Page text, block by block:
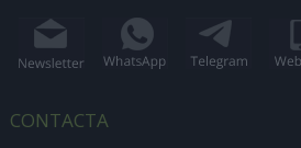
CONTACTA